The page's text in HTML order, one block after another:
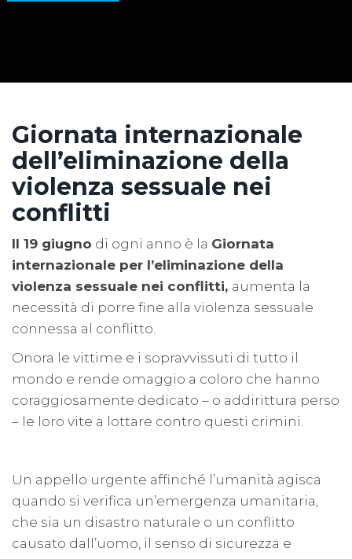
Giornata internazionale
dell’eliminazione della
violenza sessuale nei
conflitti
Il 19 giugno di ogni anno è la Giornata
internazionale per l’eliminazione della
violenza sessuale nei conflitti, aumenta la
necessità di porre fine alla violenza sessuale
connessa al conflitto.
Onora le vittime e i sopravvissuti di tutto il
mondo e rende omaggio a coloro che hanno
coraggiosamente dedicato – o addirittura perso
– le loro vite a lottare contro questi crimini.
Un appello urgente affinché l’umanità agisca
quando si verifica un’emergenza umanitaria,
che sia un disastro naturale o un conflitto
causato dall’uomo, il senso di sicurezza e